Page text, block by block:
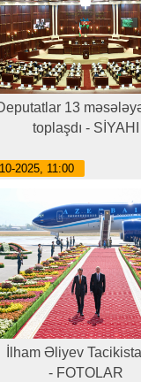
13
toplaşdı - SİYAHI
2025, 11:00
İlham Əliyev
- FOTOLAR